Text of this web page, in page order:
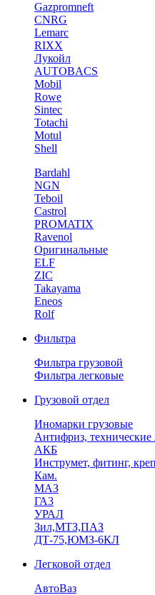
Gazpromneft
CNRG
Lemarc
RIXX
Лукойл
AUTOBACS
Mobil
Rowe
Sintec
Totachi
Motul
Shell
Bardahl
NGN
Teboil
Castrol
PROMATIX
Ravenol
Оригинальные
ELF
ZIC
Takayama
Eneos
Rolf
Фильтра
Фильтра грузовой
Фильтра легковые
Грузовой отдел
Иномарки грузовые
Антифриз, технические
АКБ
Инструмет, фитинг,
Кам.
МАЗ
ГА3
УРАЛ
Зил,МТЗ,ПАЗ
ДТ-75,ЮМЗ-6КЛ
Легковой отдел
АвтоВаз